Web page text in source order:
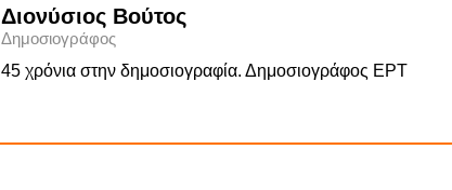
Διονύσιος Βούτος
Δημοσιογράφος
45 χρόνια στην δημοσιογραφία. Δημοσιογράφος ΕΡΤ